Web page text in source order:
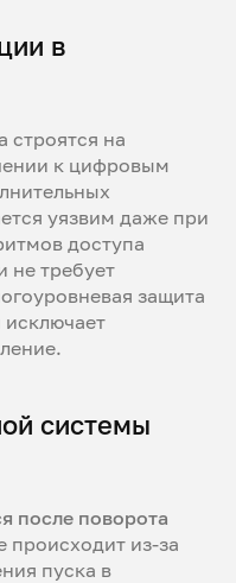
в
строятся на
к цифровым
уязвим даже при
доступа
не требует
защита
исключает
системы
после поворота
происходит из-за
пуска в